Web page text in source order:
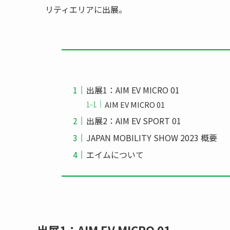
リティエリアに出展。
出展1：AIM EV MICRO 01
AIM EV MICRO 01
出展2：AIM EV SPORT 01
JAPAN MOBILITY SHOW 2023 概要
エイムについて